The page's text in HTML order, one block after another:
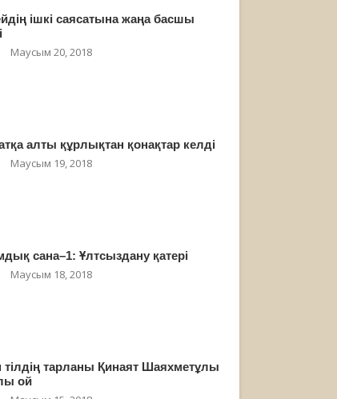
ішкі саясатына жаңа басшы
Маусым 20, 2018
алты құрлықтан қонақтар келді
Маусым 19, 2018
сана–1: Ұлтсыздану қатері
Маусым 18, 2018
тілдің тарланы Қинаят Шаяхметұлы
ой